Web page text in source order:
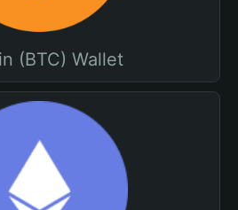
(BTC) Wallet